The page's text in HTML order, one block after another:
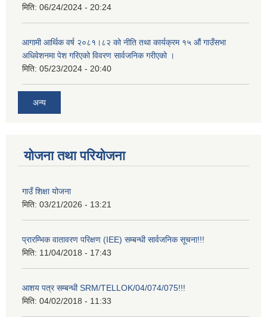
मिति: 06/24/2024 - 20:24
आगामी आर्थिक वर्ष २०८१।८२ को नीति तथा कार्यक्रम १५ औं गाउँसभा
अधिवेशनमा पेश गरिएको विवरण सार्वजनिक गरीएको ।
मिति: 05/23/2024 - 20:40
अन्य
योजना तथा परियोजना
गाउँ शिक्षा योजना
मिति: 03/21/2026 - 13:21
प्रारम्भिक वातावरण परिक्षण (IEE) सम्बन्धी सार्वजनिक सूचना!!!
मिति: 11/04/2018 - 17:43
आशय पत्र सम्बन्धी SRM/TELLOK/04/074/075!!!
मिति: 04/02/2018 - 11:33